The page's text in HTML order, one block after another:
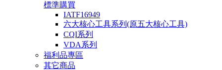
標準購買
IATF16949
六大核心工具系列(原五大核心工具)
CQI系列
VDA系列
福利品專區
其它商品